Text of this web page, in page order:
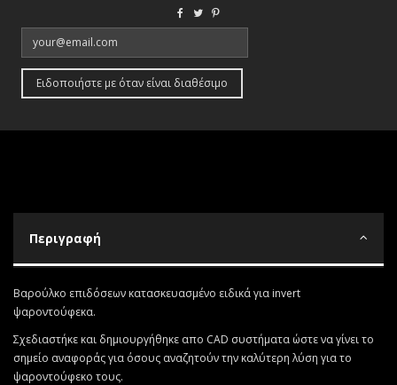
Περιγραφή
Βαρούλκο επιδόσεων κατασκευασμένο ειδικά για invert
ψαροντούφεκα.
Σχεδιαστήκε και δημιουργήθηκε απο CAD συστήματα ώστε να γίνει το
σημείο αναφοράς για όσους αναζητούν την καλύτερη λύση για το
ψαροντούφεκο τους.